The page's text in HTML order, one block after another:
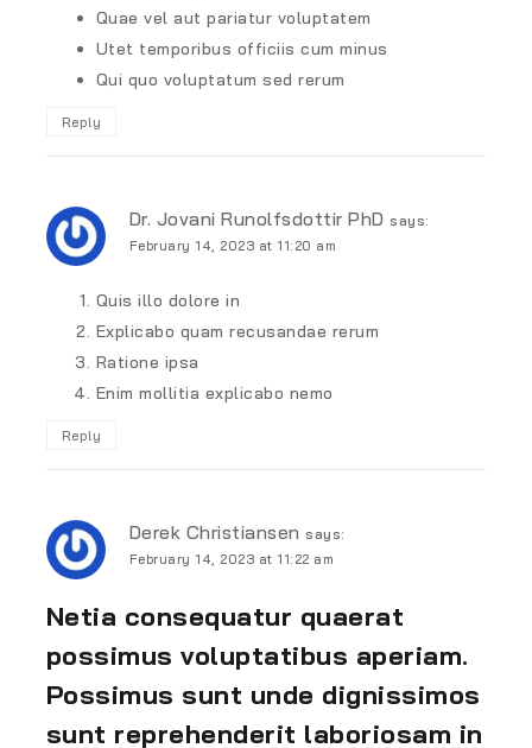
Quae vel aut pariatur voluptatem
Utet temporibus officiis cum minus
Qui quo voluptatum sed rerum
Reply
Dr. Jovani Runolfsdottir PhD says:
February 14, 2023 at 11:20 am
Quis illo dolore in
Explicabo quam recusandae rerum
Ratione ipsa
Enim mollitia explicabo nemo
Reply
Derek Christiansen says:
February 14, 2023 at 11:22 am
Netia consequatur quaerat
possimus voluptatibus aperiam.
Possimus sunt unde dignissimos
sunt reprehenderit laboriosam in